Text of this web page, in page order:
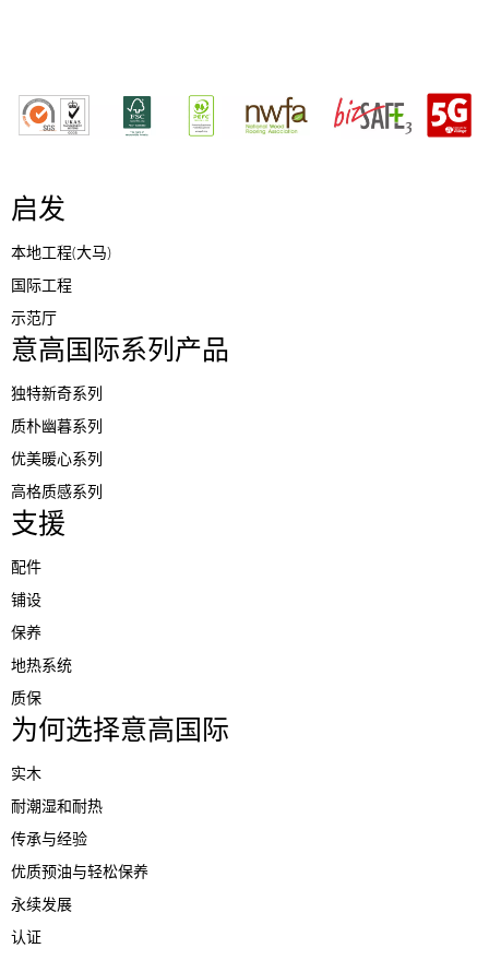
启发
本地工程(大马)
国际工程
示范厅
意高国际系列产品
独特新奇系列
质朴幽暮系列
优美暖心系列
高格质感系列
支援
配件
铺设
保养
地热系统
质保
为何选择意高国际
实木
耐潮湿和耐热
传承与经验
优质预油与轻松保养
永续发展
认证